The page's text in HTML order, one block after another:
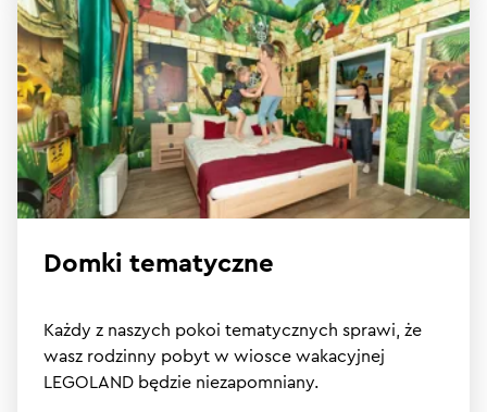
Domki tematyczne
Każdy z naszych pokoi tematycznych sprawi, że
wasz rodzinny pobyt w wiosce wakacyjnej
LEGOLAND będzie niezapomniany.